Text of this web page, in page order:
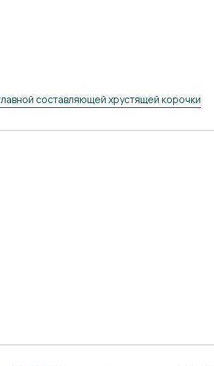
составляющей хрустящей корочки